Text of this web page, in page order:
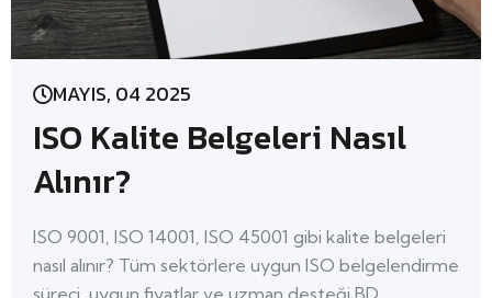
MAYIS, 04 2025
ISO Kalite Belgeleri Nasıl
Alınır?
ISO 9001, ISO 14001, ISO 45001 gibi kalite belgeleri
nasıl alınır? Tüm sektörlere uygun ISO belgelendirme